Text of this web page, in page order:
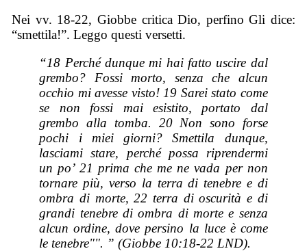
Nei vv. 18-22, Giobbe critica Dio, perfino Gli dice:
“smettila!”. Leggo questi versetti.
“18 Perché dunque mi hai fatto uscire dal
grembo? Fossi morto, senza che alcun
occhio mi avesse visto! 19 Sarei stato come
se non fossi mai esistito, portato dal
grembo alla tomba. 20 Non sono forse
pochi i miei giorni? Smettila dunque,
lasciami stare, perché possa riprendermi
un po’ 21 prima che me ne vada per non
tornare più, verso la terra di tenebre e di
ombra di morte, 22 terra di oscurità e di
grandi tenebre di ombra di morte e senza
alcun ordine, dove persino la luce è come
le tenebre"". ” (Giobbe 10:18-22 LND).